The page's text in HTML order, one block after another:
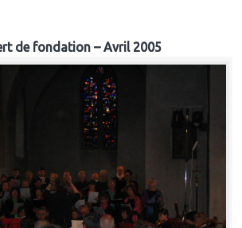
de fondation – Avril 2005